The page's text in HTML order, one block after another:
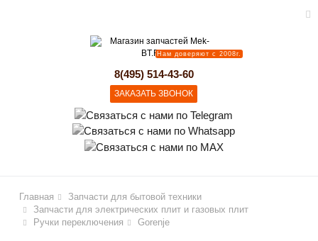
Нам доверяют с 2008г.
8(495) 514-43-60
ЗАКАЗАТЬ ЗВОНОК
Главная
Запчасти для бытовой техники
Запчасти для электрических плит и газовых плит
Ручки переключения
Gorenje